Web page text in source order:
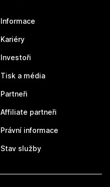
Informace
Kariéry
Investoři
Tisk a média
Partneři
Affiliate partneři
Právní informace
Stav služby